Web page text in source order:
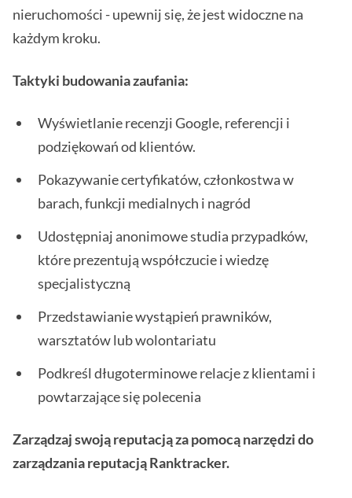
nieruchomości - upewnij się, że jest widoczne na
każdym kroku.
Taktyki budowania zaufania:
Wyświetlanie recenzji Google, referencji i
podziękowań od klientów.
Pokazywanie certyfikatów, członkostwa w
barach, funkcji medialnych i nagród
Udostępniaj anonimowe studia przypadków,
które prezentują współczucie i wiedzę
specjalistyczną
Przedstawianie wystąpień prawników,
warsztatów lub wolontariatu
Podkreśl długoterminowe relacje z klientami i
powtarzające się polecenia
Zarządzaj swoją reputacją za pomocą narzędzi do
zarządzania reputacją Ranktracker.